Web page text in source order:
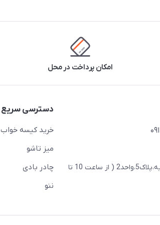
امکان پرداخت در محل
تهران،ضلع شرقی میدان منیریه،پلاک5،واحد2 ( از ساعت 10 تا
دسترسی سریع
خرید کیسه خواب
میز تاشو
چادر بادی
ننو